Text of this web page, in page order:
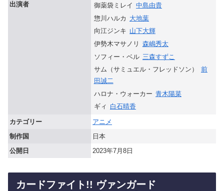
出演者
御薬袋ミレイ 中島由貴
惣川ハルカ 大地葉
向江ジンキ 山下大輝
伊勢木マサノリ 森嶋秀太
ソフィー・ベル 三森すずこ
サム（サミュエル・フレッドソン）
前
田誠二
ハロナ・ウォーカー 青木陽菜
ギィ 白石晴香
カテゴリー
アニメ
制作国
日本
公開日
2023年7月8日
カードファイト!! ヴァンガード